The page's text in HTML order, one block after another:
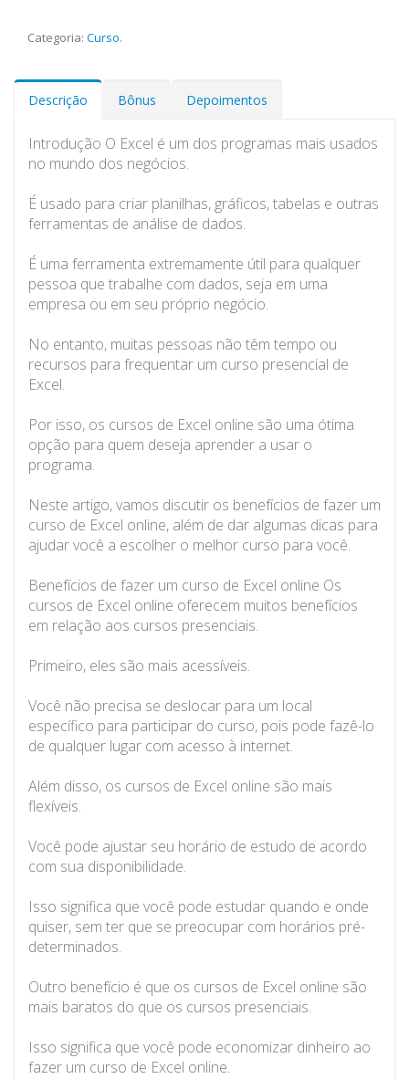
Categoria: Curso.
Descrição Bônus Depoimentos
Introdução O Excel é um dos programas mais usados
no mundo dos negócios.
É usado para criar planilhas, gráficos, tabelas e outras
ferramentas de análise de dados.
É uma ferramenta extremamente útil para qualquer
pessoa que trabalhe com dados, seja em uma
empresa ou em seu próprio negócio.
No entanto, muitas pessoas não têm tempo ou
recursos para frequentar um curso presencial de
Excel.
Por isso, os cursos de Excel online são uma ótima
opção para quem deseja aprender a usar o
programa.
Neste artigo, vamos discutir os benefícios de fazer um
curso de Excel online, além de dar algumas dicas para
ajudar você a escolher o melhor curso para você.
Benefícios de fazer um curso de Excel online Os
cursos de Excel online oferecem muitos benefícios
em relação aos cursos presenciais.
Primeiro, eles são mais acessíveis.
Você não precisa se deslocar para um local
específico para participar do curso, pois pode fazê-lo
de qualquer lugar com acesso à internet.
Além disso, os cursos de Excel online são mais
flexíveis.
Você pode ajustar seu horário de estudo de acordo
com sua disponibilidade.
Isso significa que você pode estudar quando e onde
quiser, sem ter que se preocupar com horários pré-
determinados.
Outro benefício é que os cursos de Excel online são
mais baratos do que os cursos presenciais.
Isso significa que você pode economizar dinheiro ao
fazer um curso de Excel online.